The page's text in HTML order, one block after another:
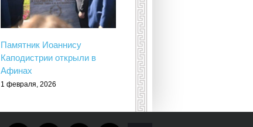
Памятник Иоаннису
Каподистрии открыли в
Афинах
1 февраля, 2026